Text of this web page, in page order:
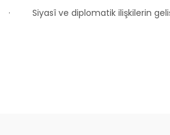
· Siyasî ve diplomatik ilişkilerin